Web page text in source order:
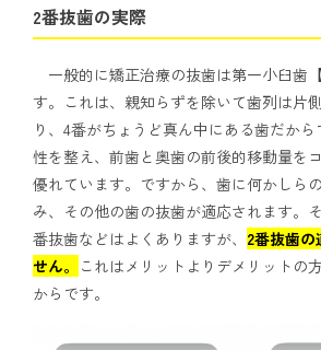
2番抜歯の実際
一般的に矯正治療の抜歯は第一小臼歯
す。これは、親知らずを除いて歯列は片
り、4番がちょうど真ん中にある歯だか
性を整え、前歯と奥歯の前後的移動量を
優れています。ですから、歯に何かしら
み、その他の歯の抜歯が適応されます。
番抜歯などはよくありますが、 2番抜歯
せん。 これはメリットよりデメリットの
からです。